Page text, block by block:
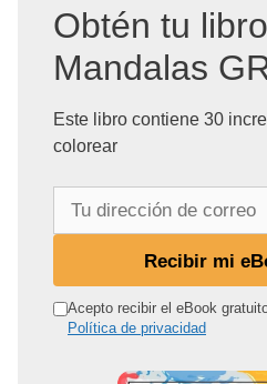
Obtén tu
Mandalas
Este libro contiene 30
colorear
r
Recibir mi
Acepto recibir el eBook
Política de privacidad